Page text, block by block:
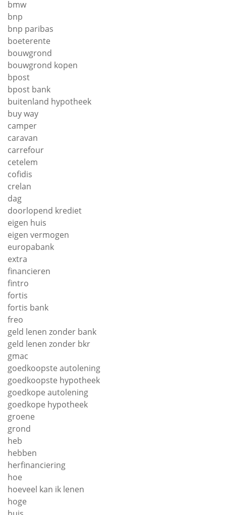
bmw
bnp
bnp paribas
boeterente
bouwgrond
bouwgrond kopen
bpost
bpost bank
buitenland hypotheek
buy way
camper
caravan
carrefour
cetelem
cofidis
crelan
dag
doorlopend krediet
eigen huis
eigen vermogen
europabank
extra
financieren
fintro
fortis
fortis bank
freo
geld lenen zonder bank
geld lenen zonder bkr
gmac
goedkoopste autolening
goedkoopste hypotheek
goedkope autolening
goedkope hypotheek
groene
grond
heb
hebben
herfinanciering
hoe
hoeveel kan ik lenen
hoge